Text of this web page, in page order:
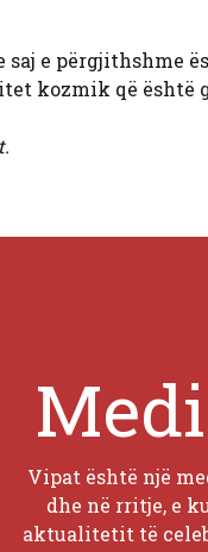
e përgjithshme
kozmik që është
Vipat është një
dhe në rritje, e
aktualitetit të